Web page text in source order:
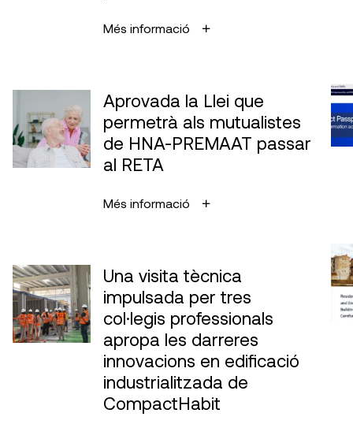
Més informació
Aprovada la Llei que
permetrà als mutualistes
de HNA-PREMAAT passar
al RETA
Més informació
Una visita tècnica
impulsada per tres
col·legis professionals
apropa les darreres
innovacions en edificació
industrialitzada de
CompactHabit